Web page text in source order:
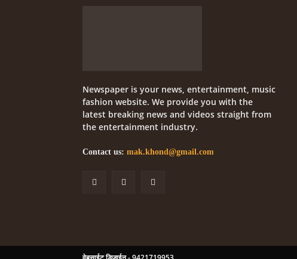
Newspaper is your news, entertainment, music
fashion website. We provide you with the
latest breaking news and videos straight from
the entertainment industry.
Contact us: mak.khond@gmail.com